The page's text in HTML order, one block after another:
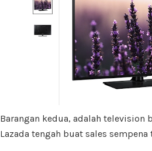
Barangan kedua, adalah television
Lazada tengah buat sales